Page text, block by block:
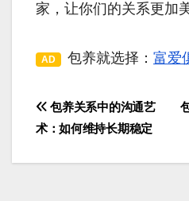
家，让你们的关系更加
AD 包养就选择： 富爱
文
导
包养关系中的沟通艺
术：如何维持长期稳定